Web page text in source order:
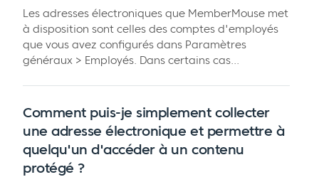
Les adresses électroniques que MemberMouse met
à disposition sont celles des comptes d'employés
que vous avez configurés dans Paramètres
généraux > Employés. Dans certains cas...
Comment puis-je simplement collecter
une adresse électronique et permettre à
quelqu'un d'accéder à un contenu
protégé ?